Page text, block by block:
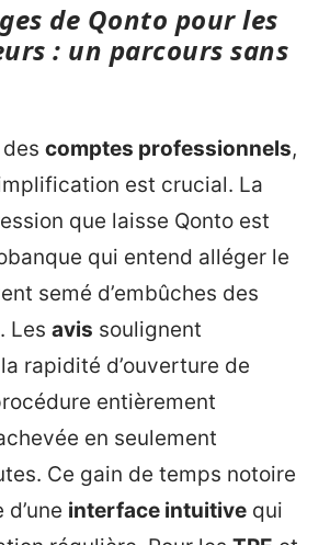
de Qonto pour les
: un parcours sans
des comptes professionnels,
est crucial. La
que laisse Qonto est
qui entend alléger le
semé d’embûches des
Les avis soulignent
rapidité d’ouverture de
entièrement
en seulement
Ce gain de temps notoire
interface intuitive qui